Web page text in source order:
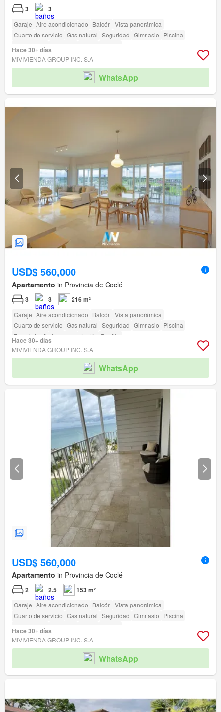
3 3
Garaje Aire acondicionado Balcón Vista panorámica
Cuarto de servicio Gas natural Seguridad Gimnasio Piscina
Zona infantil
Ascensor Jardín Parrilla
Hace 30+ días
MIVIVIENDA GROUP INC. S.A
WhatsApp
USD$ 560,000
Apartamento in Provincia de Coclé
3 3 216 m²
Garaje Aire acondicionado Balcón Vista panorámica
Cuarto de servicio Gas natural Seguridad Gimnasio Piscina
Zona infantil
Ascensor Jardín Parrilla
Hace 30+ días
MIVIVIENDA GROUP INC. S.A
WhatsApp
USD$ 560,000
Apartamento in Provincia de Coclé
2 2.5 153 m²
Garaje Aire acondicionado Balcón Vista panorámica
Cuarto de servicio Gas natural Seguridad Gimnasio Piscina
Zona infantil
Ascensor Jardín Parrilla
Hace 30+ días
MIVIVIENDA GROUP INC. S.A
WhatsApp